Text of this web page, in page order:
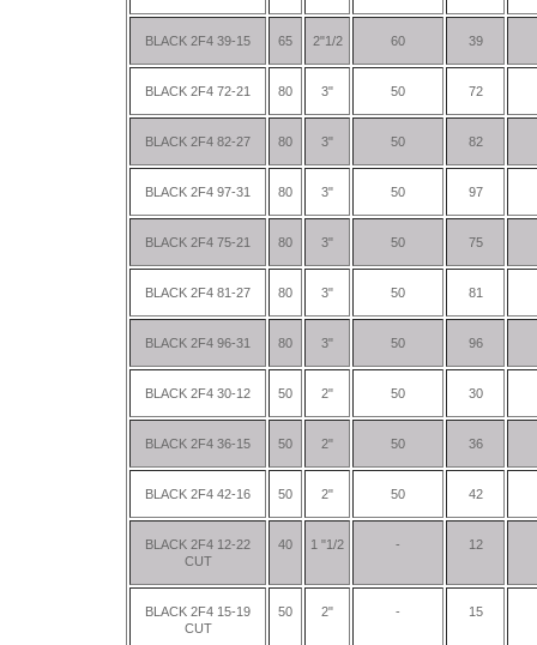
BLACK 2F4 39-15 65 2"1/2 60 39
BLACK 2F4 72-21 80 3" 50 72
BLACK 2F4 82-27 80 3" 50 82
BLACK 2F4 97-31 80 3" 50 97
BLACK 2F4 75-21 80 3" 50 75
BLACK 2F4 81-27 80 3" 50 81
BLACK 2F4 96-31 80 3" 50 96
BLACK 2F4 30-12 50 2" 50 30
BLACK 2F4 36-15 50 2" 50 36
BLACK 2F4 42-16 50 2" 50 42
BLACK 2F4 12-22
CUT
40 1 "1/2 - 12
BLACK 2F4 15-19
CUT
50 2" - 15